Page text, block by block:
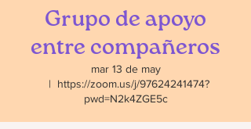
Grupo de apoyo
entre compañeros
mar 13 de may
  |
https://zoom.us/j/97624241474?
pwd=N2k4ZGE5c